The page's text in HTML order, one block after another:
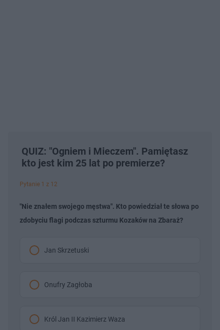
QUIZ: "Ogniem i Mieczem". Pamiętasz
kto jest kim 25 lat po premierze?
Pytanie 1 z 12
"Nie znałem swojego męstwa". Kto powiedział te słowa po
zdobyciu flagi podczas szturmu Kozaków na Zbaraż?
Jan Skrzetuski
Onufry Zagłoba
Król Jan II Kazimierz Waza